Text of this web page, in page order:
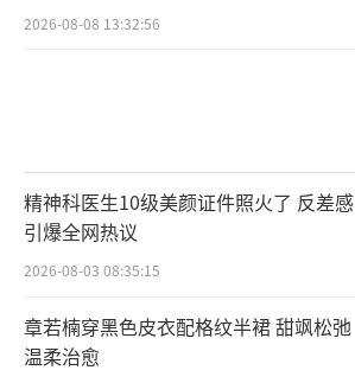
2026-08-08 13:32:56
精神科医生10级美颜证件照火了 反差感
引爆全网热议
2026-08-03 08:35:15
章若楠穿黑色皮衣配格纹半裙 甜飒松弛
温柔治愈